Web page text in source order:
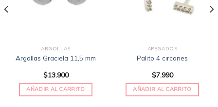
ARGOLLAS
Argollas Graciela 11,5 mm
$13.900
AÑADIR AL CARRITO
APEGADOS
Palito 4 circones
$7.990
AÑADIR AL CARRITO